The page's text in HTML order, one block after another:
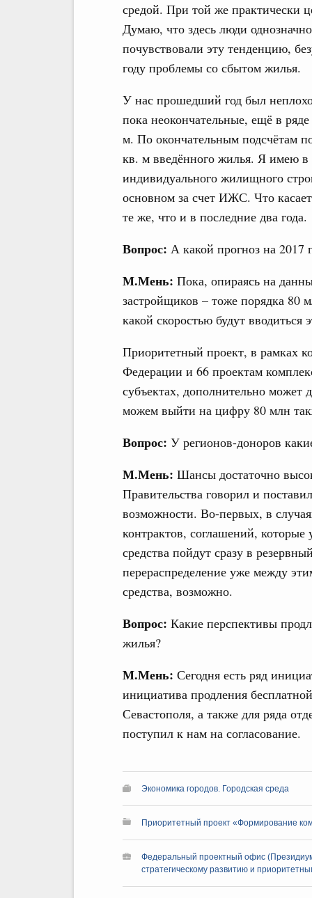
средой. При той же практически
Думаю, что здесь люди
почувствовали эту тенденцию,
году проблемы со сбытом жилья.
У нас прошедший год был
пока неокончательные, ещё в
м. По окончательным подсчётам
кв. м введённого жилья. Я имею
индивидуального жилищного
основном за счет ИЖС. Что
те же, что и в последние два года.
Вопрос: А какой прогноз на 2017
М.Мень: Пока, опираясь на
застройщиков – тоже порядка 80
какой скоростью будут вводиться
Приоритетный проект, в рамках
Федерации и 66 проектам
субъектах, дополнительно может
можем выйти на цифру 80 млн
Вопрос: У регионов-доноров
М.Мень: Шансы достаточно
Правительства говорил и
возможности. Во-первых, в
контрактов, соглашений,
средства пойдут сразу в
перераспределение уже между
средства, возможно.
Вопрос: Какие перспективы
жилья?
М.Мень: Сегодня есть ряд
инициатива продления
Севастополя, а также для ряда
поступил к нам на согласование.
Экономика городов. Городская среда
Приоритетный проект «Формирование
Федеральный проектный офис
стратегическому развитию и